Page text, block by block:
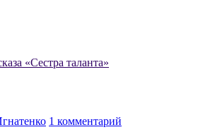
«Сестра таланта»
1 комментарий